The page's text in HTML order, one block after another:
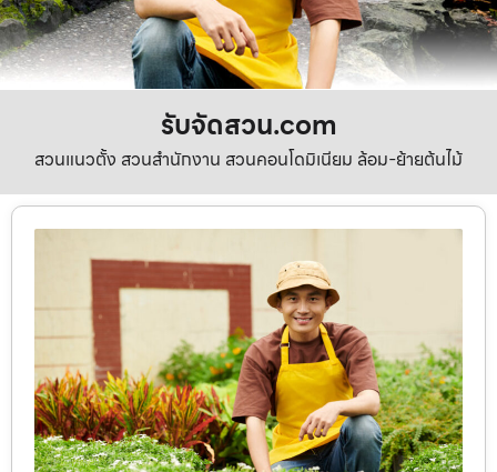
รับจัดสวน.com
สวนแนวตั้ง สวนสำนักงาน สวนคอนโดมิเนียม ล้อม-ย้ายต้นไม้